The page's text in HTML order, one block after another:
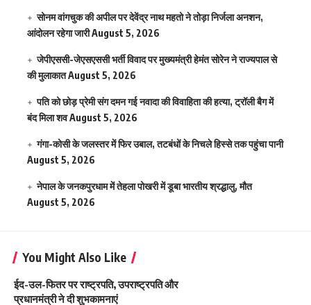
सोनम वांगचुक की अपील पर देवेंद्र नाथ महतो ने तोड़ा निर्जला अनशन,
आंदोलन रहेगा जारीAugust 5, 2026
जेपीएससी-जेएसएससी भर्ती विवाद पर मुख्यमंत्री हेमंत सोरेन ने राज्यपाल से
की मुलाकातAugust 5, 2026
पति को छोड़ प्रेमी संग दमन गई नवादा की विवाहिता की हत्या, ट्रॉली बैग में
बंद मिला शवAugust 5, 2026
गंगा-कोसी के जलस्तर में फिर उबाल, तटबंधों के निचले हिस्से तक पहुंचा पानी
August 5, 2026
नेपाल के जनकपुरधाम में तेहला पोखरी में डूबा भारतीय श्रद्धालु, मौत
August 5, 2026
You Might Also Like
ईद-उल-फितर पर राष्ट्रपति, उपराष्ट्रपति और
प्रधानमंत्री ने दी शुभकामनाएं